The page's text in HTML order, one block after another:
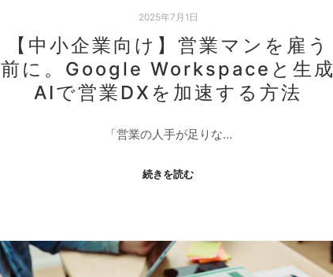
2025年7月1日
【中小企業向け】営業マンを雇う
前に。Google Workspaceと生成
AIで営業DXを加速する方法
「営業の人手が足りな…
続きを読む